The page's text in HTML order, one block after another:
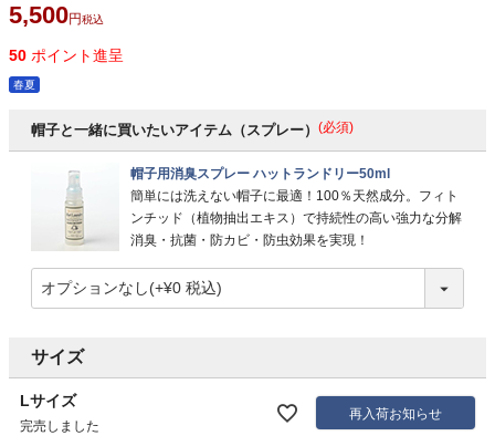
5,500 税込
50 ポイント進呈
春夏
帽子と一緒に買いたいアイテム（スプレー） (必須)
帽子用消臭スプレー ハットランドリー50ml
簡単には洗えない帽子に最適！100％天然成分。フィト
ンチッド（植物抽出エキス）で持続性の高い強力な分解
消臭・抗菌・防カビ・防虫効果を実現！
サイズ
Lサイズ
完売しました
再入荷お知らせ